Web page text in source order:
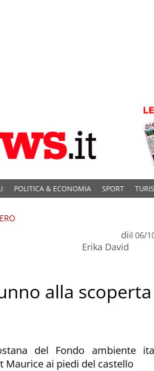
POLITICA & ECONOMIA SPORT
di
Erika David
il 06/
alla
del Fondo ambiente
Maurice ai piedi del castello